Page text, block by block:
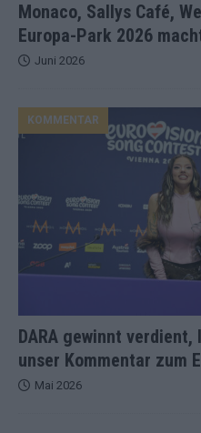
Monaco, Sallys Café,
Europa-Park 2026
Juni 2026
DARA gewinnt
unser Kommentar zum
KOMMENTAR
Mai 2026